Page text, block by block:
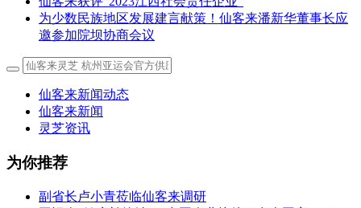
为少数民族地区发展建言献策！仙客来潘新华董事长应
邀参加院坝协商会议
仙客来新闻动态
仙客来新闻
灵芝资讯
为你推荐
副省长卢小青莅临仙客来调研